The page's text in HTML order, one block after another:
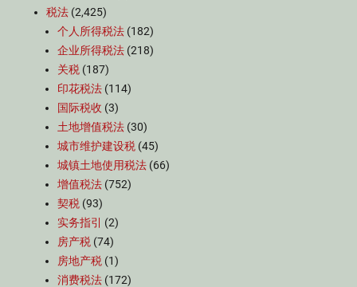
税法 (2,425)
个人所得税法 (182)
企业所得税法 (218)
关税 (187)
印花税法 (114)
国际税收 (3)
土地增值税法 (30)
城市维护建设税 (45)
城镇土地使用税法 (66)
增值税法 (752)
契税 (93)
实务指引
(2)
房产税 (74)
房地产税 (1)
消费税法 (172)